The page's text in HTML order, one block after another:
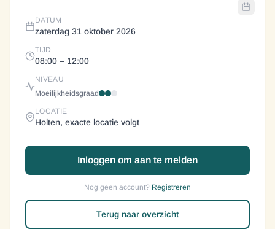
DATUM
zaterdag 31 oktober 2026
TIJD
08:00 – 12:00
NIVEAU
Moeilijkheidsgraad
LOCATIE
Holten, exacte locatie volgt
Inloggen om aan te melden
Nog geen account? Registreren
Terug naar overzicht